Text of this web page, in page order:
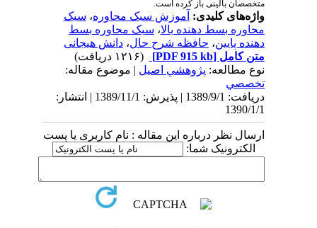
متخصصان بالینی باز کرده است.
واژه‌های کلیدی:آموزش سبک محاوره ،سبک
محاوره بسط دهنده بالا،سبک محاوره بسط
دهنده پایین،حافظه شرح حال،دانش هیجانی
متن کامل[PDF 915 kb]
نوع مطالعه:پژوهشي اصیل| موضوع مقاله:
تخصصي
دریافت: 1389/9/1 | پذیرش: 1389/11/1 | انتشار:
1390/1/1
ارسال نظر درباره این مقاله : نام کاربری یا پست
الکترونیک شما: